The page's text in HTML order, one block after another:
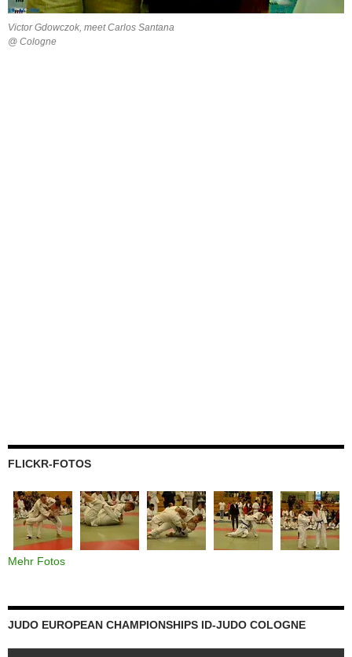
Victor Gdowczok, meet Carlos Santana
@ Cologne
FLICKR-FOTOS
Mehr Fotos
JUDO EUROPEAN CHAMPIONSHIPS ID-JUDO COLOGNE